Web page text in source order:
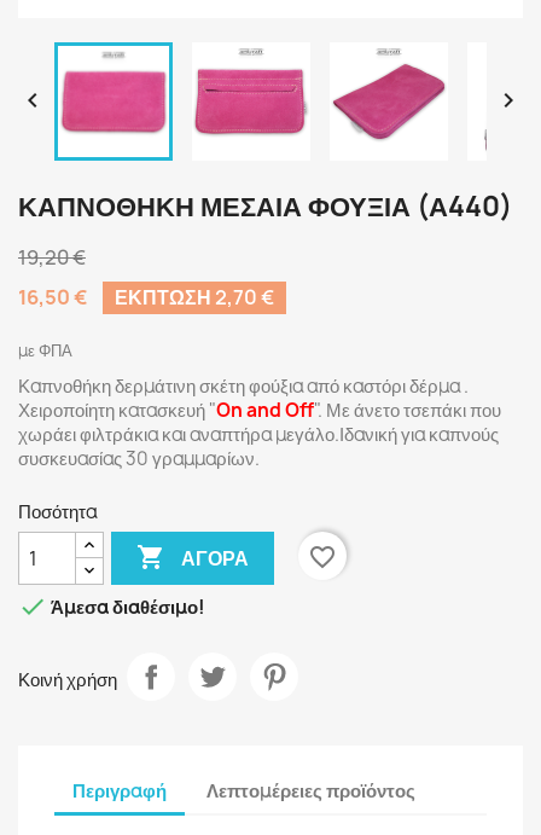
 
ΚΑΠΝΟΘΉΚΗ ΜΕΣΑΊΑ ΦΟΎΞΙΑ (Α440)
19,20 €
16,50 €
ΈΚΠΤΩΣΗ 2,70 €
με ΦΠΑ
Καπνοθήκη δερμάτινη σκέτη φούξια από καστόρι δέρμα .
Χειροποίητη κατασκευή "On and Off". Με άνετο τσεπάκι που
χωράει φιλτράκια και αναπτήρα μεγάλο.Ιδανική για καπνούς
συσκευασίας 30 γραμμαρίων.
Ποσότητα
 ΑΓΟΡΆ
favorite_border
 Άμεσα διαθέσιμο!
Κοινή χρήση
Περιγραφή Λεπτομέρειες προϊόντος